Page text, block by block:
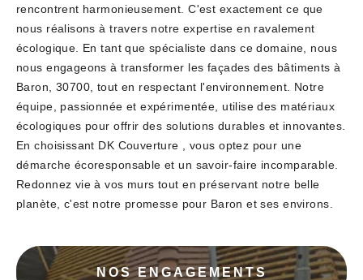
rencontrent harmonieusement. C'est exactement ce que
nous réalisons à travers notre expertise en ravalement
écologique. En tant que spécialiste dans ce domaine, nous
nous engageons à transformer les façades des bâtiments à
Baron, 30700, tout en respectant l'environnement. Notre
équipe, passionnée et expérimentée, utilise des matériaux
écologiques pour offrir des solutions durables et innovantes.
En choisissant DK Couverture , vous optez pour une
démarche écoresponsable et un savoir-faire incomparable.
Redonnez vie à vos murs tout en préservant notre belle
planète, c'est notre promesse pour Baron et ses environs.
NOS ENGAGEMENTS